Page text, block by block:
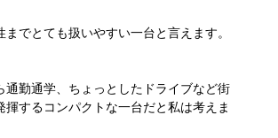
でとても扱いやすい一台と言えます。
通勤通学、ちょっとしたドライブなど街
揮するコンパクトな一台だと私は考えま